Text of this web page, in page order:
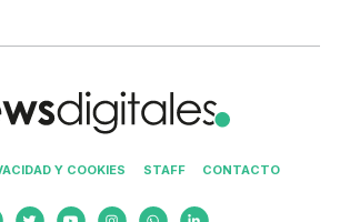
Y COOKIES STAFF CONTACTO